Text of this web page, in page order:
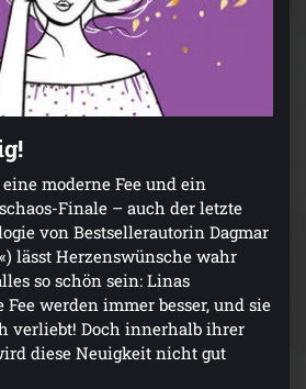
moderne Fee und ein
Finale – auch der letzte
von Bestsellerautorin Dagmar
lässt Herzenswünsche wahr
so schön sein: Linas
werden immer besser, und sie
verliebt! Doch innerhalb ihrer
diese Neuigkeit nicht gut